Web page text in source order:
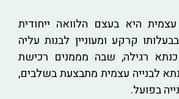
היא בעצם הלוואה ייחודית
קרקע ומעוניין לבנות עליה
רגילה, שבה מממנים רכישת
לבנייה עצמית מתבצעת בשלבים,
בפועל.